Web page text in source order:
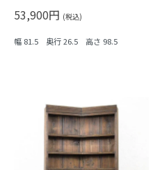
53,900円 (税込)
幅 81.5 奥行 26.5 高さ 98.5